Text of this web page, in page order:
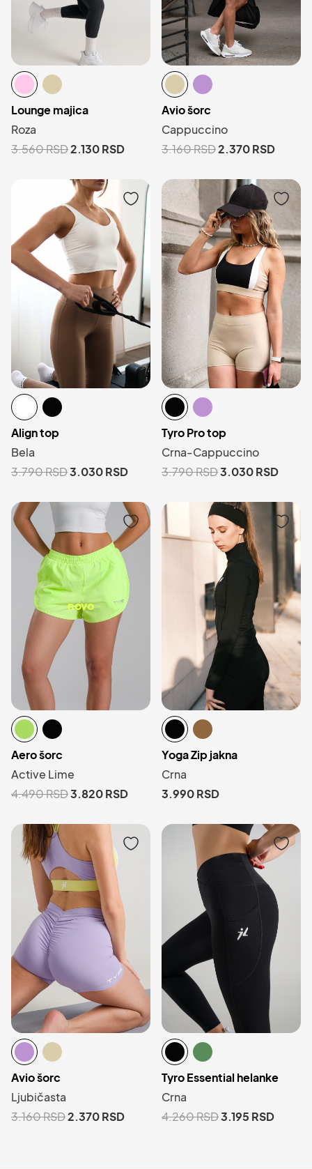
Lounge majica
Roza
3.560RSD2.130RSD
Avio šorc
Cappuccino
3.160RSD2.370RSD
Align top
Bela
3.790RSD3.030RSD
Tyro Pro top
Crna-Cappuccino
3.790RSD3.030RSD
novo
Aero šorc
Active Lime
4.490RSD3.820RSD
Yoga Zip jakna
Crna
3.990RSD
Avio šorc
Ljubičasta
3.160RSD2.370RSD
Tyro Essential helanke
Crna
4.260RSD3.195 RSD